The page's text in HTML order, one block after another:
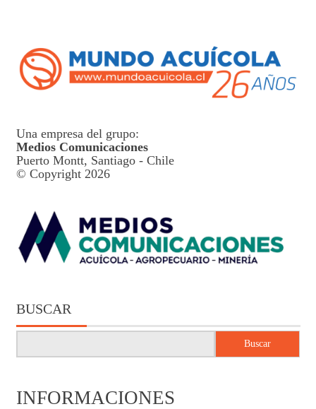
Una empresa del grupo:
Medios Comunicaciones
Puerto Montt, Santiago - Chile
© Copyright 2026
BUSCAR
Buscar
INFORMACIONES